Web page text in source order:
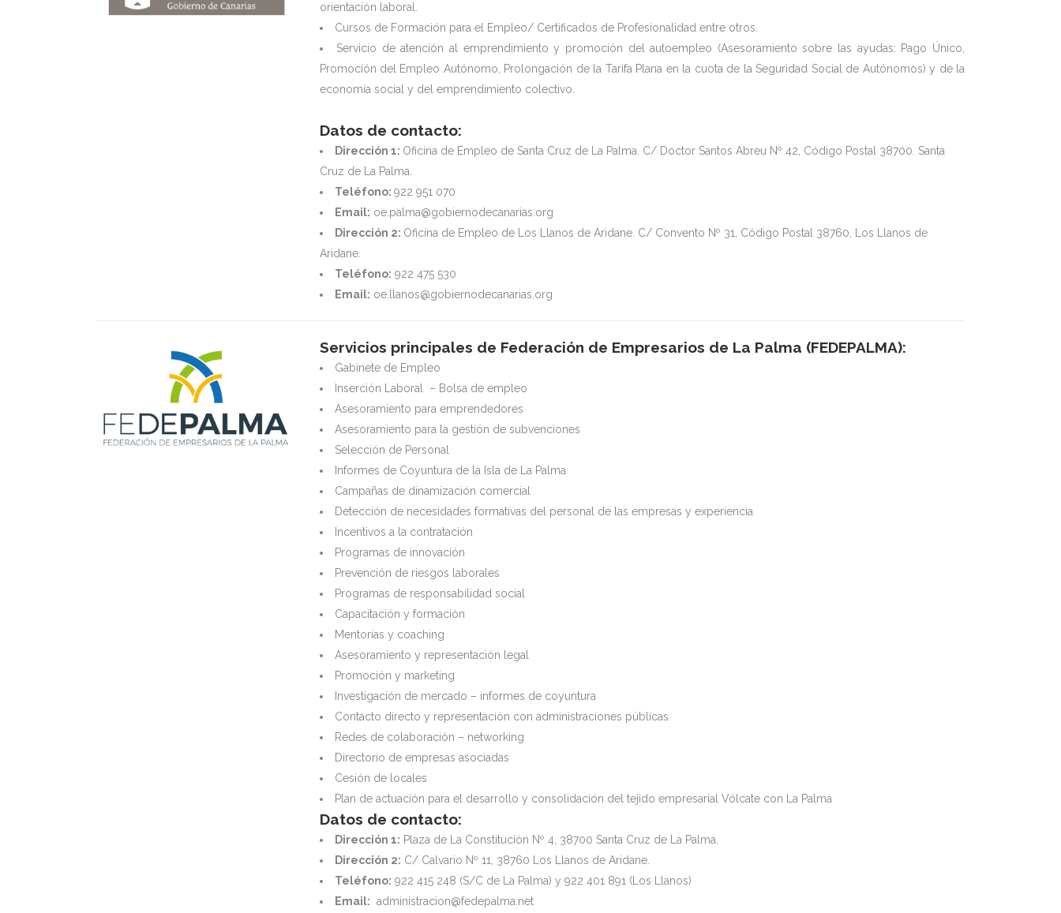
orientación laboral.
Cursos de Formación para el Empleo/ Certificados de Profesionalidad entre otros.
Servicio de atención al emprendimiento y promoción del autoempleo (Asesoramiento sobre las ayudas: Pago Único,
Promoción del Empleo Autónomo, Prolongación de la Tarifa Plana en la cuota de la Seguridad Social de Autónomos) y de la
economía social y del emprendimiento colectivo.
Datos de contacto:
Dirección 1: Oficina de Empleo de Santa Cruz de La Palma. C/ Doctor Santos Abreu Nº 42, Código Postal 38700. Santa
Cruz de La Palma.
Teléfono: 922 951 070
Email: oe.palma@gobiernodecanarias.org
Dirección 2: Oficina de Empleo de Los Llanos de Aridane. C/ Convento Nº 31, Código Postal 38760, Los Llanos de
Aridane.
Teléfono: 922 475 530
Email: oe.llanos@gobiernodecanarias.org
Servicios principales de Federación de Empresarios de La Palma (FEDEPALMA):
Gabinete de Empleo
Inserción Laboral – Bolsa de empleo
Asesoramiento para emprendedores
Asesoramiento para la gestión de subvenciones
Selección de Personal
Informes de Coyuntura de la Isla de La Palma
Campañas de dinamización comercial
Detección de necesidades formativas del personal de las empresas y experiencia
Incentivos a la contratación
Programas de innovación
Prevención de riesgos laborales
Programas de responsabilidad social
Capacitación y formación
Mentorías y coaching
Asesoramiento y representación legal
Promoción y marketing
Investigación de mercado – informes de coyuntura
Contacto directo y representación con administraciones públicas
Redes de colaboración – networking
Directorio de empresas asociadas
Cesión de locales
Plan de actuación para el desarrollo y consolidación del tejido empresarial Vólcate con La Palma
Datos de contacto:
Dirección 1: Plaza de La Constitución Nº 4, 38700 Santa Cruz de La Palma.
Dirección 2: C/ Calvario Nº 11, 38760 Los Llanos de Aridane.
Teléfono: 922 415 248 (S/C de La Palma) y 922 401 891 (Los Llanos)
Email: administracion@fedepalma.net